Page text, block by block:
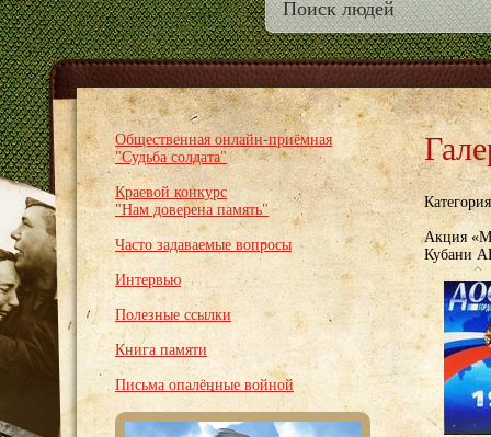
Общественная онлайн-приёмная
"Судьба солдата"
Краевой конкурс
"Нам доверена память"
Часто задаваемые вопросы
Интервью
Полезные ссылки
Книга памяти
Письма опалённые войной
Акция
Кубани